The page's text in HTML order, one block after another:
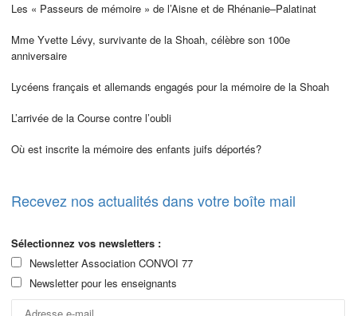
Les « Passeurs de mémoire » de l’Aisne et de Rhénanie–Palatinat
Mme Yvette Lévy, survivante de la Shoah, célèbre son 100e
anniversaire
Lycéens français et allemands engagés pour la mémoire de la Shoah
L’arrivée de la Course contre l’oubli
Où est inscrite la mémoire des enfants juifs déportés?
Recevez nos actualités dans votre boîte mail
Sélectionnez vos newsletters :
Newsletter Association CONVOI 77
Newsletter pour les enseignants